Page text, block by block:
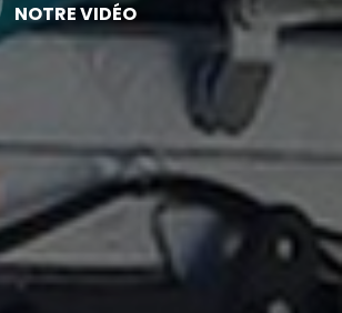
NOTRE VIDÉO